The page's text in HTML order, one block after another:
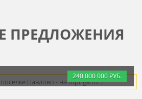
ПРЕДЛОЖЕНИЯ
240000000 РУБ.